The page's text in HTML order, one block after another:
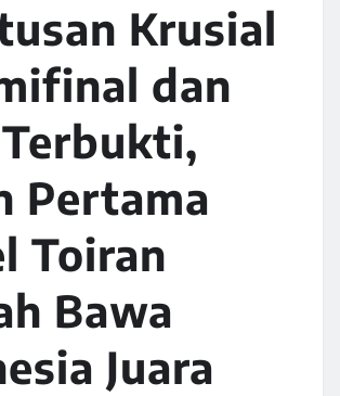
Krusial
dan
Pertama
Toiran
Bawa
Juara